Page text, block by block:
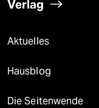
Verlag
Aktuelles
Hausblog
Die Seitenwende